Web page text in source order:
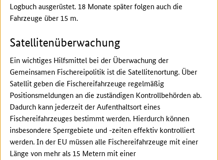
Logbuch ausgerüstet. 18 Monate später folgen auch die
Fahrzeuge über 15 m.
Satellitenüberwachung
Ein wichtiges Hilfsmittel bei der Überwachung der
Gemeinsamen Fischereipolitik ist die Satellitenortung. Über
Satellit geben die Fischereifahrzeuge regelmäßig
Positionsmeldungen an die zuständigen Kontrollbehörden ab.
Dadurch kann jederzeit der Aufenthaltsort eines
Fischereifahrzeuges bestimmt werden. Hierdurch können
insbesondere Sperrgebiete und -zeiten effektiv kontrolliert
werden. In der EU müssen alle Fischereifahrzeuge mit einer
Länge von mehr als 15 Metern mit einer